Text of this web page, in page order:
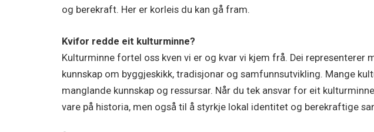
og berekraft. Her er korleis du kan gå fram.
Kvifor redde eit kulturminne?
Kulturminne fortel oss kven vi er og kvar vi kjem frå. Dei representerer
kunnskap om byggjeskikk, tradisjonar og samfunnsutvikling. Mange
manglande kunnskap og ressursar. Når du tek ansvar for eit
vare på historia, men også til å styrkje lokal identitet og berekraftige